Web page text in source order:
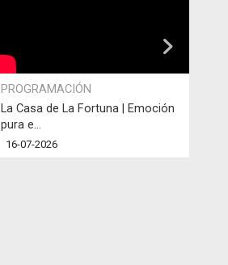
PROGRAMACIÓN
La Casa de La Fortuna | Emoción
pura e...
16-07-2026